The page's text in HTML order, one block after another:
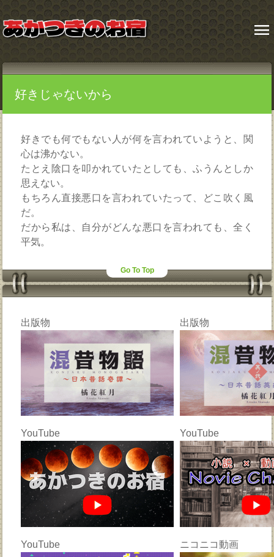
menu
好きじゃないから
好きでも何でもない人が何を言われていようと、関
心は沸かない。
たとえ陰口を叩かれていたとしても、ふうんとしか
思えない。
もちろん直接悪口を言われていたって、どこ吹く風
だ。
だから私は、自分がどんな悪口を言われても、全く
平気。
Go To Top
出版物 出版物
YouTube YouTube
YouTube ニコニコ動画